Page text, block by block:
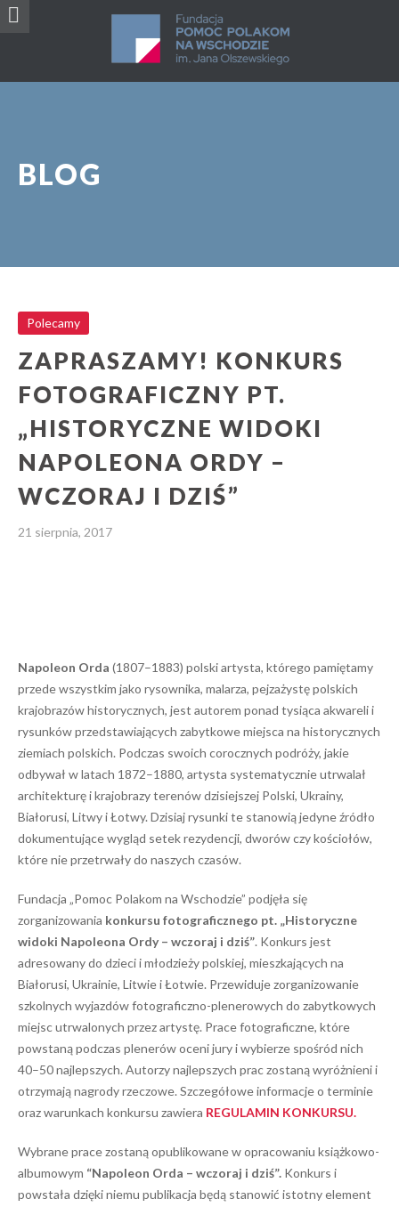
BLOG
Polecamy
ZAPRASZAMY! KONKURS
FOTOGRAFICZNY PT.
„HISTORYCZNE WIDOKI
NAPOLEONA ORDY –
WCZORAJ I DZIŚ”
21 sierpnia, 2017
Napoleon Orda (1807–1883) polski artysta, którego pamiętamy
przede wszystkim jako rysownika, malarza, pejzażystę polskich
krajobrazów historycznych, jest autorem ponad tysiąca akwareli i
rysunków przedstawiających zabytkowe miejsca na historycznych
ziemiach polskich. Podczas swoich corocznych podróży, jakie
odbywał w latach 1872–1880, artysta systematycznie utrwalał
architekturę i krajobrazy terenów dzisiejszej Polski, Ukrainy,
Białorusi, Litwy i Łotwy. Dzisiaj rysunki te stanowią jedyne źródło
dokumentujące wygląd setek rezydencji, dworów czy kościołów,
które nie przetrwały do naszych czasów.
Fundacja „Pomoc Polakom na Wschodzie” podjęła się
zorganizowania konkursu fotograficznego pt. „Historyczne
widoki Napoleona Ordy – wczoraj i dziś”. Konkurs jest
adresowany do dzieci i młodzieży polskiej, mieszkających na
Białorusi, Ukrainie, Litwie i Łotwie. Przewiduje zorganizowanie
szkolnych wyjazdów fotograficzno-plenerowych do zabytkowych
miejsc utrwalonych przez artystę. Prace fotograficzne, które
powstaną podczas plenerów oceni jury i wybierze spośród nich
40–50 najlepszych. Autorzy najlepszych prac zostaną wyróżnieni i
otrzymają nagrody rzeczowe. Szczegółowe informacje o terminie
oraz warunkach konkursu zawiera REGULAMIN KONKURSU.
Wybrane prace zostaną opublikowane w opracowaniu książkowo-
albumowym “Napoleon Orda – wczoraj i dziś”. Konkurs i
powstała dzięki niemu publikacja będą stanowić istotny element